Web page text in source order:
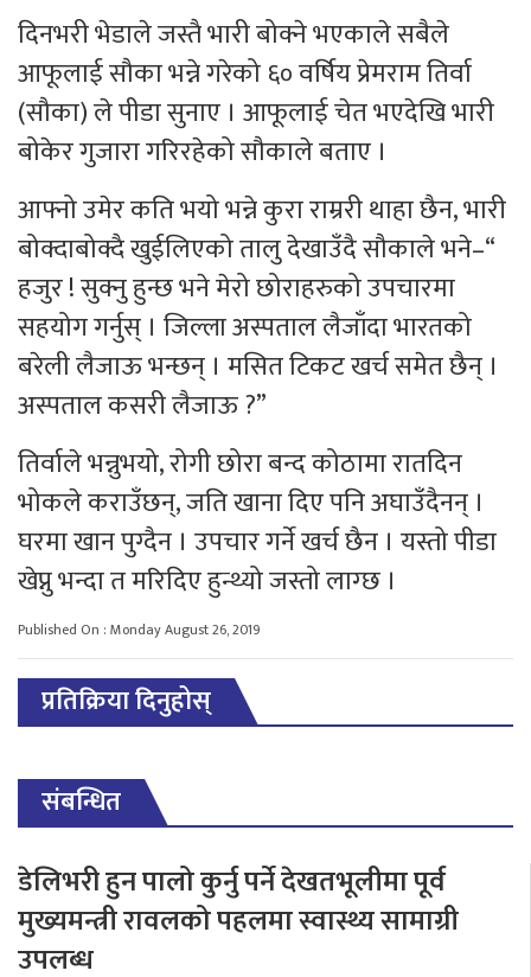
दिनभरी भेडाले जस्तै भारी बोक्ने भएकाले सबैले
आफूलाई सौका भन्ने गरेको ६० वर्षिय प्रेमराम तिर्वा
(सौका) ले पीडा सुनाए । आफूलाई चेत भएदेखि भारी
बोकेर गुजारा गरिरहेको सौकाले बताए ।
आफ्नो उमेर कति भयो भन्ने कुरा राम्ररी थाहा छैन, भारी
बोक्दाबोक्दै खुईलिएको तालु देखाउँदै सौकाले भने–“
हजुर ! सुक्नु हुन्छ भने मेरो छोराहरुको उपचारमा
सहयोग गर्नुस् । जिल्ला अस्पताल लैजाँदा भारतको
बरेली लैजाऊ भन्छन् । मसित टिकट खर्च समेत छैन् ।
अस्पताल कसरी लैजाऊ ?”
तिर्वाले भन्नुभयो, रोगी छोरा बन्द कोठामा रातदिन
भोकले कराउँछन्, जति खाना दिए पनि अघाउँदैनन् ।
घरमा खान पुग्दैन । उपचार गर्ने खर्च छैन । यस्तो पीडा
खेप्नु भन्दा त मरिदिए हुन्थ्यो जस्तो लाग्छ ।
Published On : Monday August 26, 2019
प्रतिक्रिया दिनुहोस्
संबन्धित
डेलिभरी हुन पालो कुर्नु पर्ने देखतभूलीमा पूर्व
मुख्यमन्त्री रावलको पहलमा स्वास्थ्य सामाग्री
उपलब्ध